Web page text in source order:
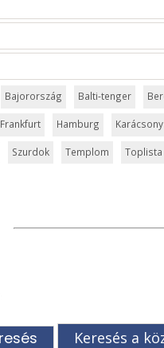
Bajorország Balti-tenger
Frankfurt Hamburg Karácsony
Szurdok Templom Toplista
Keresés a